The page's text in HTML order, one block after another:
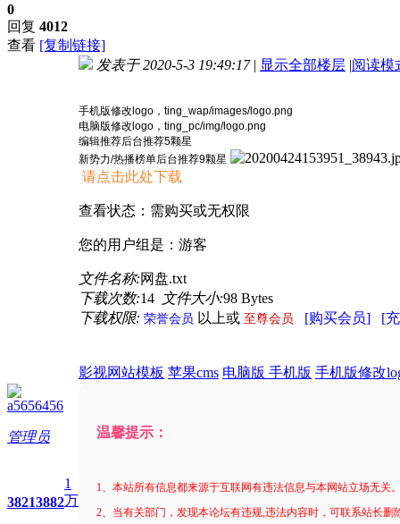
0
回复 4012
查看 [复制链接]
a5656456
管理员
38213882
1
万
发表于 2020-5-3 19:49:17 | 显示全部楼层 |阅读模
手机版修改logo，ting_wap/images/logo.png
电脑版修改logo，ting_pc/img/logo.png
编辑推荐后台推荐5颗星
新势力/热播榜单后台推荐9颗星
请点击此处下载
查看状态：需购买或无权限
您的用户组是：游客
文件名称:网盘.txt
下载次数:14 文件大小:98 Bytes
下载权限: 荣誉会员 以上或 至尊会员 [购买会员] [
影视网站模板 苹果cms 电脑版 手机版 手机版修改
温馨提示：
1、本站所有信息都来源于互联网有违法信息与本网站立场无关
2、当有关部门，发现本论坛有违规,违法内容时，可联系站长删